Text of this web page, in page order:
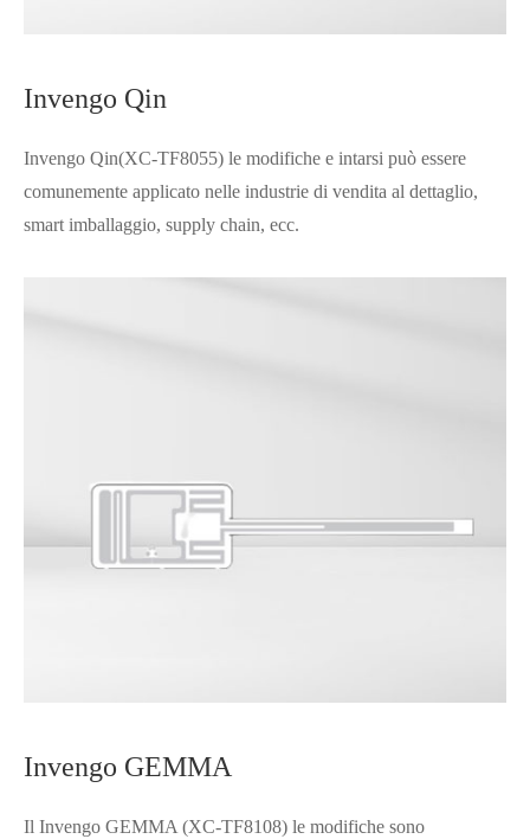
Invengo Qin
Invengo Qin(XC-TF8055) le modifiche e intarsi può essere
comunemente applicato nelle industrie di vendita al dettaglio,
smart imballaggio, supply chain, ecc.
Invengo GEMMA
Il Invengo GEMMA (XC-TF8108) le modifiche sono